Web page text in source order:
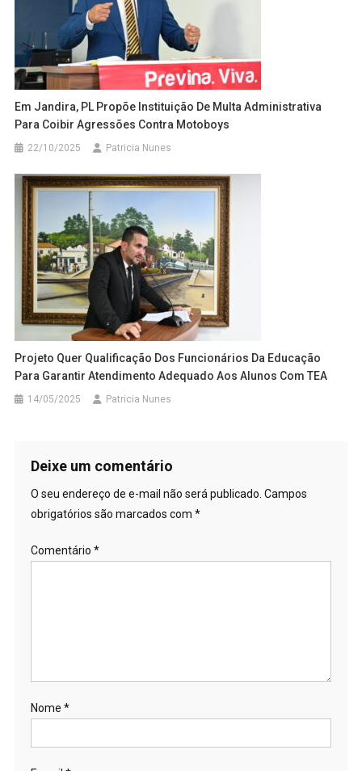
Em Jandira, PL Propõe Instituição De Multa Administrativa
Para Coibir Agressões Contra Motoboys
22/10/2025 Patricia Nunes
Projeto Quer Qualificação Dos Funcionários Da Educação
Para Garantir Atendimento Adequado Aos Alunos Com TEA
14/05/2025 Patricia Nunes
Deixe um comentário
O seu endereço de e-mail não será publicado. Campos
obrigatórios são marcados com *
Comentário *
Nome *